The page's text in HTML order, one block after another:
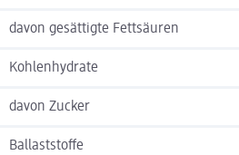
davon gesättigte Fettsäuren
Kohlenhydrate
davon Zucker
Ballaststoffe